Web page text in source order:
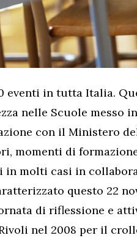
eventi in tutta Italia.
nelle Scuole messo
con il Ministero
momenti di
in molti casi in
questo 22
di riflessione e
nel 2008 per il